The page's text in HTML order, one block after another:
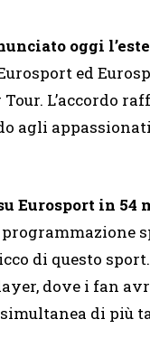
oggi
ed
L’accordo
agli
Eurosport in 54
di questo
dove i fan
di più